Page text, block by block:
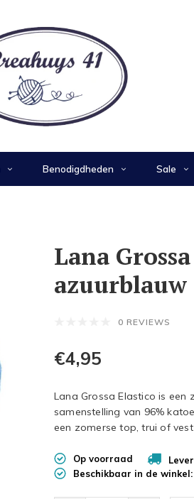
Benodigdheden Sale
Lana
azuurblauw
0 REVIEWS
€4,95
Lana Grossa Elastico is een
samenstelling van 96%
een zomerse top, trui of
Op voorraad
Beschikbaar in de winkel: